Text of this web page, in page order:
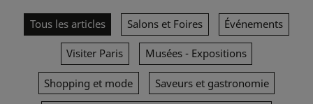
ACTUALITÉS PHOTOS
FR
Tous les articles Salons et Foires Événements
Visiter Paris Musées - Expositions
Shopping et mode Saveurs et gastronomie